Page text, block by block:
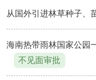
从国外引进林草种子、
海南热带雨林国家公园
不见面审批